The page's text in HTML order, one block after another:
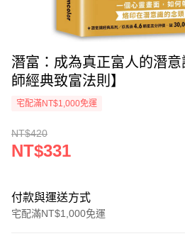
潛富：成為真正富人的潛
師經典致富法則】
宅配滿NT$1,000免運
NT$420
NT$331
付款與運送方式
宅配滿NT$1,000免運